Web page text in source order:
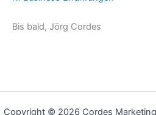
Bis bald, Jörg Cordes
Copyright © 2026 Cordes